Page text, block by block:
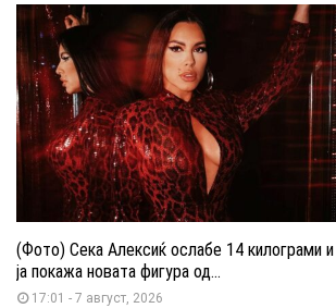
(Фото) Сека Алексиќ ослабе 14 килограми и
ја покажа новата фигура од...
17:01 - 7 август, 2026